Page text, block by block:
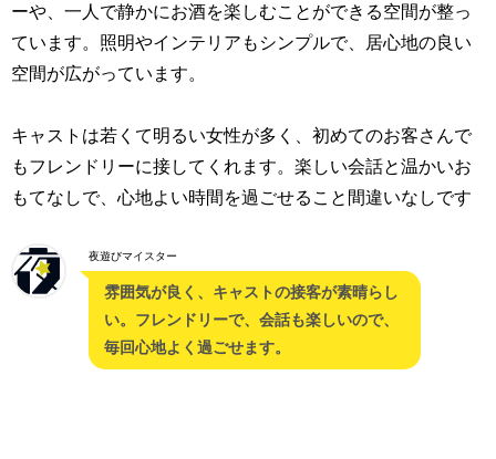
ーや、一人で静かにお酒を楽しむことができる空間が整っ
ています。照明やインテリアもシンプルで、居心地の良い
空間が広がっています。
キャストは若くて明るい女性が多く、初めてのお客さんで
もフレンドリーに接してくれます。楽しい会話と温かいお
もてなしで、心地よい時間を過ごせること間違いなしです
夜遊びマイスター
雰囲気が良く、キャストの接客が素晴らし
い。フレンドリーで、会話も楽しいので、
毎回心地よく過ごせます。